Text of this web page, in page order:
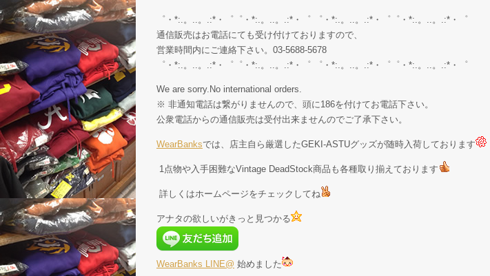
゜・*:.。..。.:*・゜゜・*:.。..。.:*・゜ ゜・*:.。..。.:*・゜゜・*:.。..。.:*・゜
通信販売はお電話にても受け付けておりますので、
営業時間内にご連絡下さい。03-5688-5678
゜・*:.。..。.:*・゜゜・*:.。..。.:*・゜ ゜・*:.。..。.:*・゜゜・*:.。..。.:*・゜
We are sorry.No international orders.
※ 非通知電話は繋がりませんので、頭に186を付けてお電話下さい。
公衆電話からの通信販売は受付出来ませんのでご了承下さい。
WearBanksでは、店主自ら厳選したGEKI-ASTUグッズが随時入荷しております
1点物や入手困難なVintage DeadStock商品も各種取り揃えております
詳しくはホームページをチェックしてね
アナタの欲しいがきっと見つかる
WearBanks LINE@ 始めました